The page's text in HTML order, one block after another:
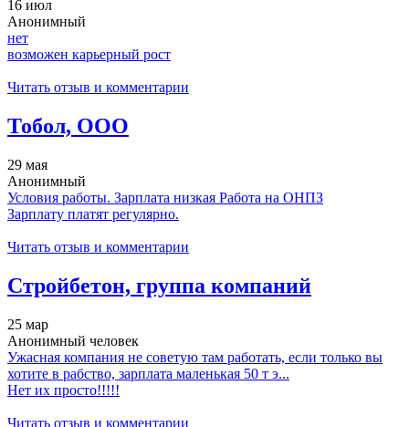
16 июл
Анонимный
нет
возможен карьерный рост
Читать отзыв и комментарии
Тобол, ООО
29 мая
Анонимный
Условия работы. Зарплата низкая Работа на ОНПЗ
Зарплату платят регулярно.
Читать отзыв и комментарии
Стройбетон, группа компаний
25 мар
Анонимный человек
Ужасная компания не советую там работать, если только вы
хотите в рабство, зарплата маленькая 50 т э...
Нет их просто!!!!!
Читать отзыв и комментарии